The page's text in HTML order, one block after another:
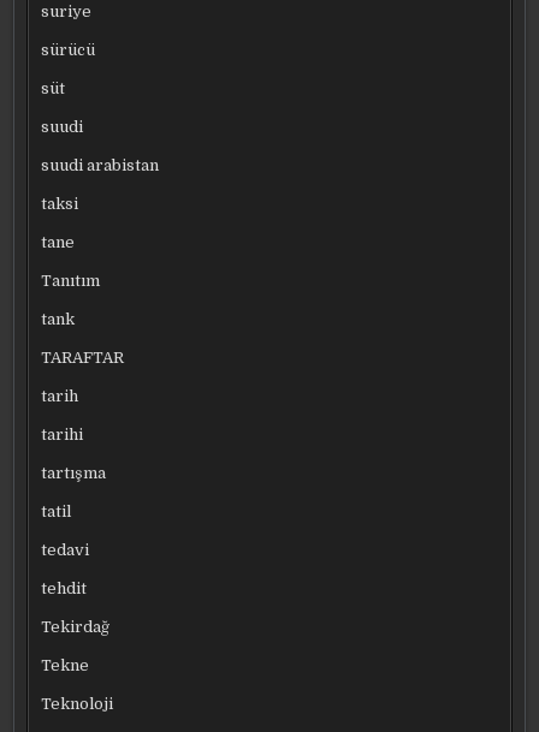
suriye
sürücü
süt
suudi
suudi arabistan
taksi
tane
Tanıtım
tank
TARAFTAR
tarih
tarihi
tartışma
tatil
tedavi
tehdit
Tekirdağ
Tekne
Teknoloji